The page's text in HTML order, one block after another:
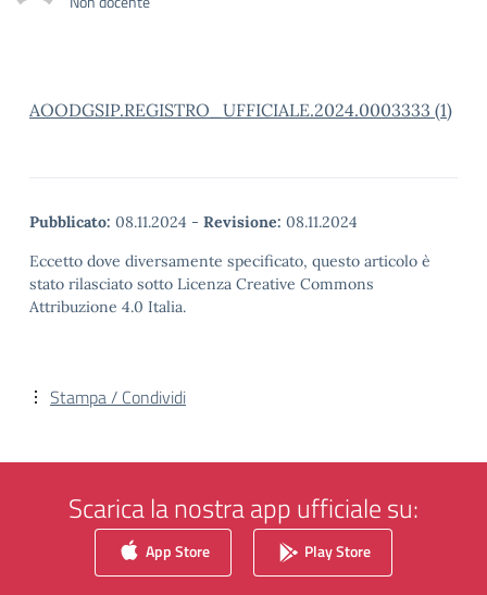
AOODGSIP.REGISTRO_UFFICIALE.2024.0003333 (1)
Pubblicato: 08.11.2024 - Revisione: 08.11.2024
Eccetto dove diversamente specificato, questo articolo è
stato rilasciato sotto Licenza Creative Commons
Attribuzione 4.0 Italia.
Stampa / Condividi
Scarica la nostra app ufficiale su:
App Store Play Store